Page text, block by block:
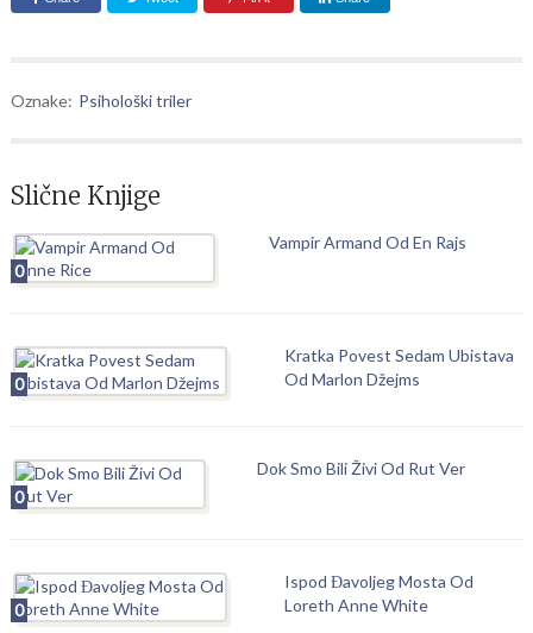
Oznake: Psihološki triler
Slične Knjige
0
Vampir Armand Od En Rajs
0
Kratka Povest Sedam Ubistava
Od Marlon Džejms
0
Dok Smo Bili Živi Od Rut Ver
0
Ispod Đavoljeg Mosta Od
Loreth Anne White